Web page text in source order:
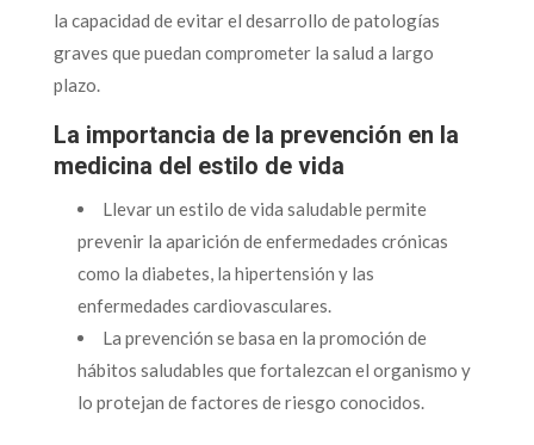
la capacidad de evitar el desarrollo de patologías
graves que puedan comprometer la salud a largo
plazo.
La importancia de la prevención en la
medicina del estilo de vida
Llevar un estilo de vida saludable permite
prevenir la aparición de enfermedades crónicas
como la diabetes, la hipertensión y las
enfermedades cardiovasculares.
La prevención se basa en la promoción de
hábitos saludables que fortalezcan el organismo y
lo protejan de factores de riesgo conocidos.